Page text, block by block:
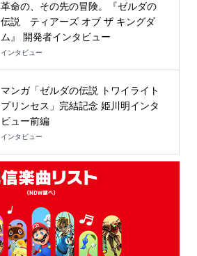
革命の、その先の冒険。『ゼルダの
伝説 ティアーズ オブ ザ キングダ
ム』 開発者インタビュー
インタビュー
マンガ「ゼルダの伝説 トワイライト
プリンセス」完結記念 姫川明インタ
ビュー前編
インタビュー